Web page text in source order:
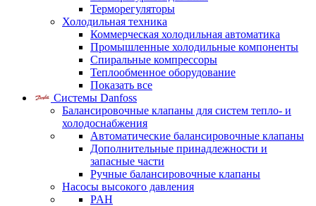
Терморегуляторы
Холодильная техника
Коммерческая холодильная автоматика
Промышленные холодильные компоненты
Спиральные компрессоры
Теплообменное оборудование
Показать все
Системы Danfoss
Балансировочные клапаны для систем тепло- и
холодоснабжения
Автоматические балансировочные клапаны
Дополнительные принадлежности и
запасные части
Ручные балансировочные клапаны
Насосы высокого давления
PAH